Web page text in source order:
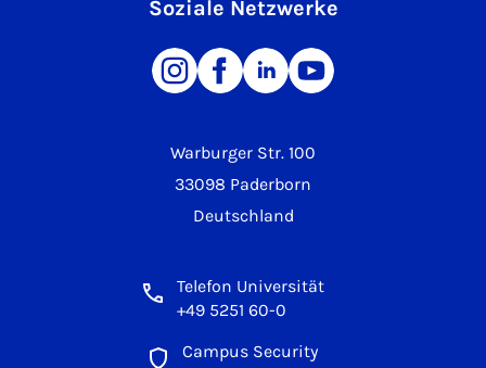
Warburger Str. 100
33098 Paderborn
Deutschland
Telefon Universität
+49 5251 60-0
Campus Security
Soziale Netzwerke